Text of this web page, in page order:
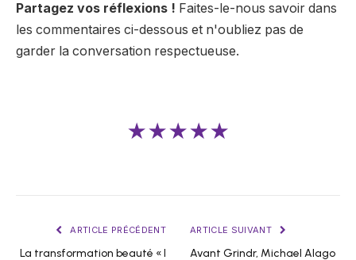
Partagez vos réflexions ! Faites-le-nous savoir dans
les commentaires ci-dessous et n'oubliez pas de
garder la conversation respectueuse.
★★★★★
ARTICLE PRÉCÉDENT
La transformation beauté « I
ARTICLE SUIVANT
Avant Grindr, Michael Alago